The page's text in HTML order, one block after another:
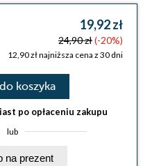
19,92 zł
24,90 zł(-20%)
12,90 zł najniższa cena z 30 dni
koszyka
po opłaceniu zakupu
lub
Kup na prezent